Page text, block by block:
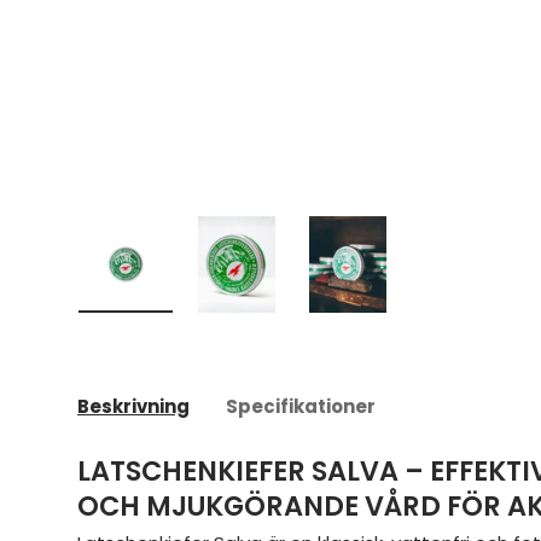
Beskrivning Specifikationer
LATSCHENKIEFER SALVA –
OCH MJUKGÖRANDE VÅRD FÖR